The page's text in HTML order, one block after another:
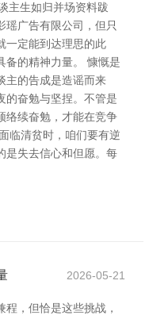
主生如归并场资料跋
瑶广告有限公司，但只
一定能到达理思的此
备的精神力量。 慷慨是
主的告成是造谣而来
的奋勉与坚捏。不管是
络续奋勉，才能在竞争
临清贫时，咱们要有逆
是失去信心和但愿。每
2026-05-21
，但恰是这些挑战，